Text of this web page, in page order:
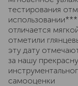
тестирования
отличается
отметили
эту дату
за нашу
самооценки